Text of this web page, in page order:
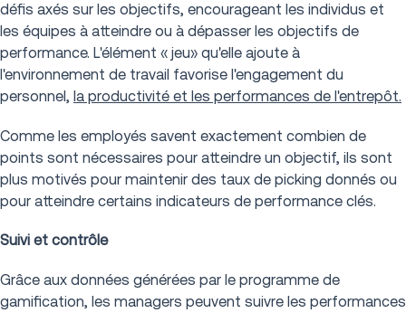
défis axés sur les objectifs, encourageant les individus et
les équipes à atteindre ou à dépasser les objectifs de
performance. L'élément « jeu» qu'elle ajoute à
l'environnement de travail favorise l'engagement du
personnel, la productivité et les performances de l'entrepôt.
Comme les employés savent exactement combien de
points sont nécessaires pour atteindre un objectif, ils sont
plus motivés pour maintenir des taux de picking donnés ou
pour atteindre certains indicateurs de performance clés.
Suivi et contrôle
Grâce aux données générées par le programme de
gamification, les managers peuvent suivre les performances